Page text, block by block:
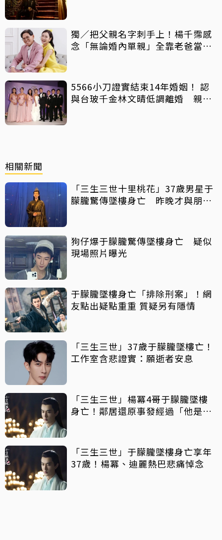
獨／把父親名字刺手上！楊千霈感
念「無論婚內單親」全靠老爸當後
5566小刀證實結束14年婚姻！ 認
與台玻千金林文晴低調離婚 親發
相關新聞
「三生三世十里桃花」37歲男星于
朦朧驚傳墜樓身亡 昨晚才與朋友
狗仔爆于朦朧驚傳墜樓身亡 疑似
現場照片曝光
于朦朧墜樓身亡「排除刑案」！網
友點出疑點重重 質疑另有隱情
「三生三世」37歲于朦朧墜樓亡！
工作室含悲證實：願逝者安息
「三生三世」楊冪4哥于朦朧墜樓
身亡！鄰居還原事發經過「他是俊
「三生三世」于朦朧墜樓身亡享年
37歲！楊冪、迪麗熱巴悲痛悼念